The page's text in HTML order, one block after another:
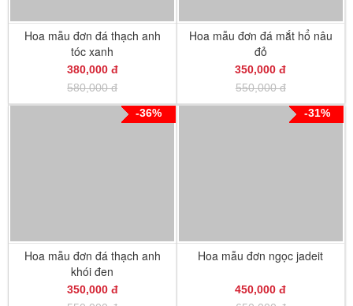
Hoa mẫu đơn đá thạch anh
tóc xanh
380,000 đ
580,000 đ
Hoa mẫu đơn đá mắt hổ nâu
đỏ
350,000 đ
550,000 đ
-36%
Hoa mẫu đơn đá thạch anh
khói đen
350,000 đ
-31%
Hoa mẫu đơn ngọc jadeit
450,000 đ